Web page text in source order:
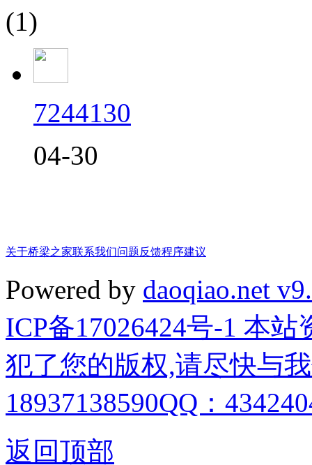
(1)
7244130
04-30
关于桥梁之家联系我们问题反馈程序建议
Powered by daoqiao.net
ICP备17026424号-1 本
犯了您的版权,请尽快与
18937138590QQ：
返回顶部